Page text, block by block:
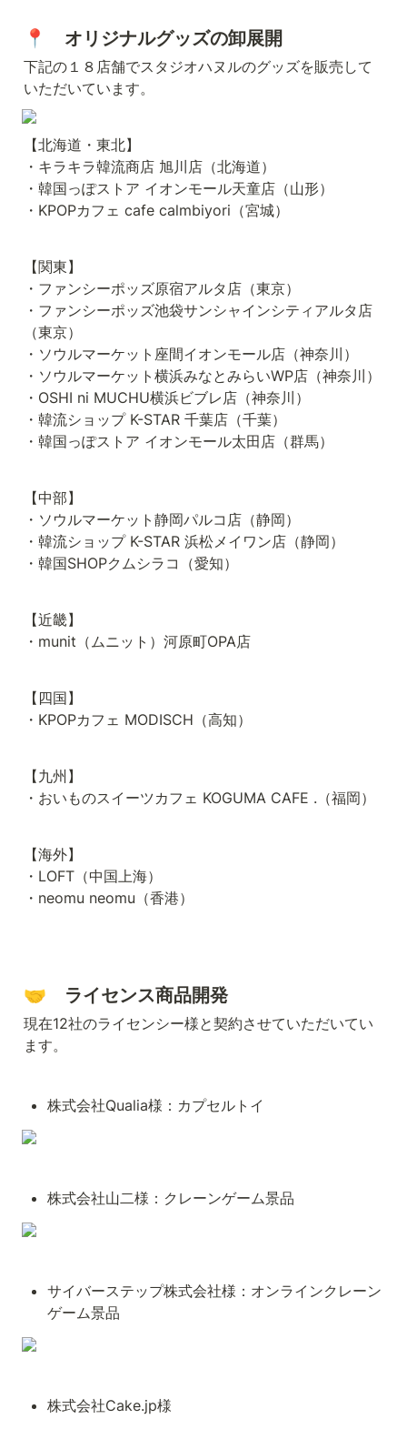
📍　オリジナルグッズの卸展開
下記の１８店舗でスタジオハヌルのグッズを販売して
いただいています。
【北海道・東北】
・キラキラ韓流商店 旭川店（北海道）
・韓国っぽストア イオンモール天童店（山形）
・KPOPカフェ cafe calmbiyori（宮城）
【関東】
・ファンシーポッズ原宿アルタ店（東京）
・ファンシーポッズ池袋サンシャインシティアルタ店
（東京）
・ソウルマーケット座間イオンモール店（神奈川）
・ソウルマーケット横浜みなとみらいWP店（神奈川）
・OSHI ni MUCHU横浜ビブレ店（神奈川）
・韓流ショップ K-STAR 千葉店（千葉）
・韓国っぽストア イオンモール太田店（群馬）
【中部】
・ソウルマーケット静岡パルコ店（静岡）
・韓流ショップ K-STAR 浜松メイワン店（静岡）
・韓国SHOPクムシラコ（愛知）
【近畿】
・munit（ムニット）河原町OPA店
【四国】
・KPOPカフェ MODISCH（高知）
【九州】
・おいものスイーツカフェ KOGUMA CAFE .（福岡）
【海外】
・LOFT（中国上海）
・neomu neomu（香港）
🤝　ライセンス商品開発
現在12社のライセンシー様と契約させていただいてい
ます。
株式会社Qualia様：カプセルトイ
株式会社山二様：クレーンゲーム景品
サイバーステップ株式会社様：オンラインクレーン
ゲーム景品
株式会社Cake.jp様